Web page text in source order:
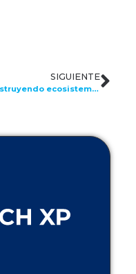
SIGUIENTE
Construyendo ecosistemas laborales virtuosos